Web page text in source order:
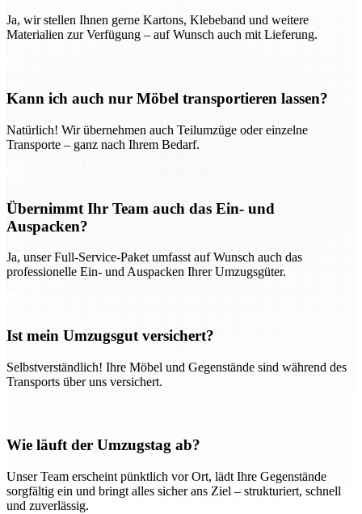
Ja, wir stellen Ihnen gerne Kartons, Klebeband und weitere
Materialien zur Verfügung – auf Wunsch auch mit Lieferung.
Kann ich auch nur Möbel transportieren lassen?
Natürlich! Wir übernehmen auch Teilumzüge oder einzelne
Transporte – ganz nach Ihrem Bedarf.
Übernimmt Ihr Team auch das Ein- und
Auspacken?
Ja, unser Full-Service-Paket umfasst auf Wunsch auch das
professionelle Ein- und Auspacken Ihrer Umzugsgüter.
Ist mein Umzugsgut versichert?
Selbstverständlich! Ihre Möbel und Gegenstände sind während des
Transports über uns versichert.
Wie läuft der Umzugstag ab?
Unser Team erscheint pünktlich vor Ort, lädt Ihre Gegenstände
sorgfältig ein und bringt alles sicher ans Ziel – strukturiert, schnell
und zuverlässig.